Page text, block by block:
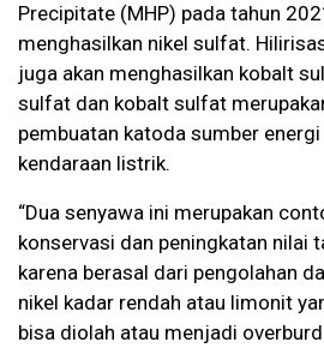
Precipitate (MHP) pada tahun
menghasilkan nikel sulfat.
juga akan menghasilkan kobalt
sulfat dan kobalt sulfat
pembuatan katoda sumber
kendaraan listrik.
“Dua senyawa ini merupakan
konservasi dan peningkatan nilai
karena berasal dari pengolahan
nikel kadar rendah atau limonit
bisa diolah atau menjadi